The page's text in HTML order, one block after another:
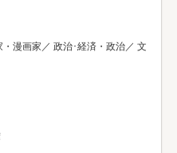
漫画家／ 政治･経済・政治／ 文